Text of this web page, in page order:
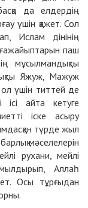
да елдердің
үшін қажет. Сол
Ислам дінінің
ғажайыптарын паш
мұсылмандықты
Яжуж, Мажуж
ол үшін титтей де
ісі айта кетуге
іске асыру
түрде жыл
мәселелерін
рухани, мейлі
Аллаһ
Осы тұрғыдан